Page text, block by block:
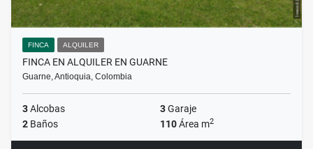
FINCA ALQUILER
FINCA EN ALQUILER EN GUARNE
Guarne, Antioquia, Colombia
3Alcobas 3Garaje
2 Baños 110Área m2